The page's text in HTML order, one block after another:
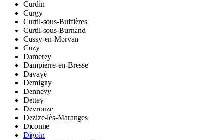
Curdin
Curgy
Curtil-sous-Buffières
Curtil-sous-Burnand
Cussy-en-Morvan
Cuzy
Damerey
Dampierre-en-Bresse
Davayé
Demigny
Dennevy
Dettey
Devrouze
Dezize-lès-Maranges
Diconne
Digoin